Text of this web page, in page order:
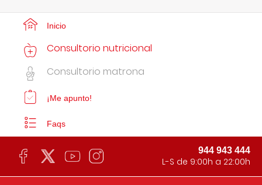
Inicio
Consultorio nutricional
Consultorio matrona
¡Me apunto!
Faqs
944 943 444
L-S de 9:00h a 22:00h